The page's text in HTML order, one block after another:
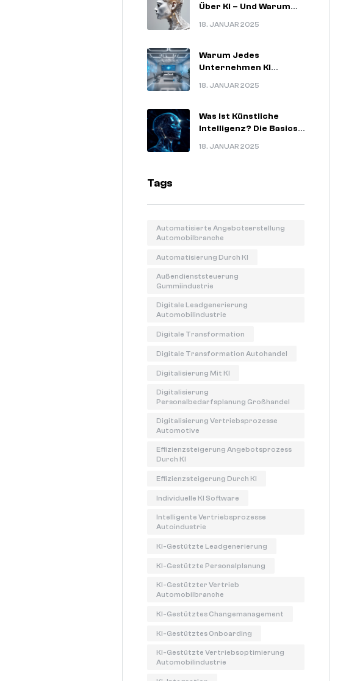
18. JANUAR 2025
Über KI – Und Warum
18. JANUAR 2025
Warum Jedes
Unternehmen KI
18. JANUAR 2025
Was Ist Künstliche
Intelligenz? Die Basics
Tags
Automatisierte Angebotserstellung
Automobilbranche
Automatisierung Durch KI
Außendienststeuerung
Gummiindustrie
Digitale Leadgenerierung
Automobilindustrie
Digitale Transformation
Digitale Transformation Autohandel
Digitalisierung Mit KI
Digitalisierung
Personalbedarfsplanung Großhandel
Digitalisierung Vertriebsprozesse
Automotive
Effizienzsteigerung Angebotsprozess
Durch KI
Effizienzsteigerung Durch KI
Individuelle KI Software
Intelligente Vertriebsprozesse
Autoindustrie
KI-Gestützte Leadgenerierung
KI-Gestützte Personalplanung
KI-Gestützter Vertrieb
Automobilbranche
KI-Gestütztes Changemanagement
KI-Gestütztes Onboarding
KI-Gestützte Vertriebsoptimierung
Automobilindustrie